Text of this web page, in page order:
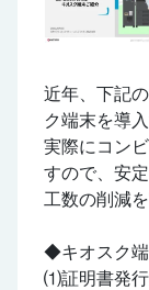
近年、下記
ク端末を導
実際にコン
すので、安
工数の削減
◆キオスク
⑴証明書発